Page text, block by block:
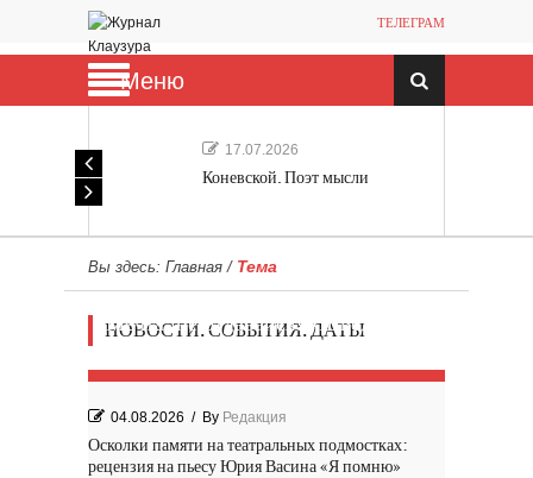
ТЕЛЕГРАМ
Меню
17.07.2026
Коневской. Поэт мысли
Вы здесь: Главная / Тема
НОВОСТИ. СОБЫТИЯ. ДАТЫ
Мечта, не отдавайся! «Шведская
04.08.2026 / By Редакция
Осколки памяти на театральных подмостках:
рецензия на пьесу Юрия Васина «Я помню»